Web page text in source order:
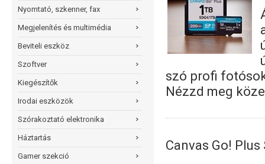
Nyomtató, szkenner, fax
Megjelenítés és multimédia
Beviteli eszköz
Szoftver
Kiegészítők
Irodai eszközök
Szórakoztató elektronika
Háztartás
Gamer szekció
szó profi
Nézzd meg
Canvas Go!